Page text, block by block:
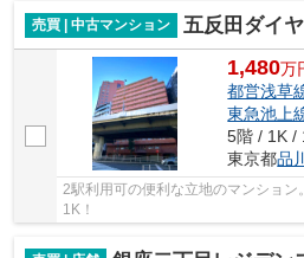
売買 | 中古マンション
五反田ダイヤモ
1,480万
都営浅草
東急池上
5階 / 1K /
東京都品
2駅利用可の便利な立地のマンショ
1K！